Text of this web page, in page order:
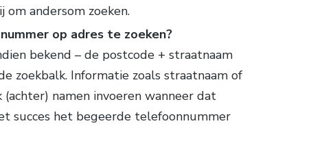
andersom zoeken.
op adres te zoeken?
bekend – de postcode + straatnaam
zoekbalk. Informatie zoals straatnaam of
(achter) namen invoeren wanneer dat
succes het begeerde telefoonnummer